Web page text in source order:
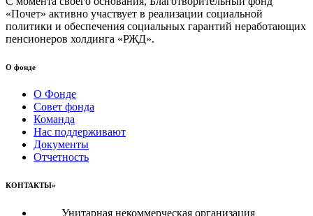
«Почет» активно участвует в реализации социальной
политики и обеспечения социальных гарантий неработающих
пенсионеров холдинга «РЖД».
О фонде
О Фонде
Совет фонда
Команда
Нас поддерживают
Документы
Отчетность
КОНТАКТЫ»
Унитарная некоммерческая организация